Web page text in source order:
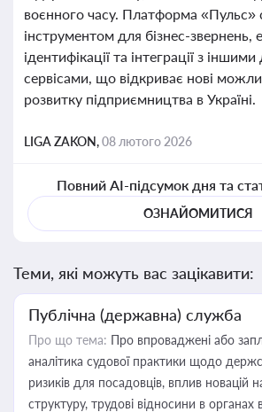
воєнного часу. Платформа «Пульс»
інструментом для бізнес-звернень,
ідентифікації та інтеграції з
сервісами, що відкриває нові
розвитку підприємництва в Україні.
LIGA ZAKON,08 лютого 2026
Повний AI-підсумок дня та
ОЗНАЙОМИТИСЯ
Теми, які можуть вас зацікавити:
Публічна (державна) служба
Про що тема: Про впроваджені або
аналітика судової практики щодо
ризиків для посадовців, вплив новацій
структуру, трудові відносини в органах